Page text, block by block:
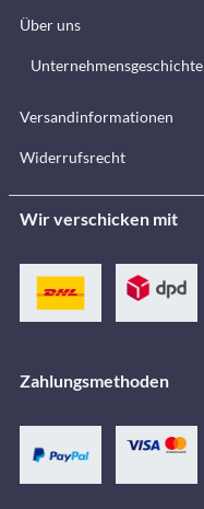
Über uns
Unternehmensgeschichte
Versandinformationen
Widerrufsrecht
Wir verschicken mit
Zahlungsmethoden